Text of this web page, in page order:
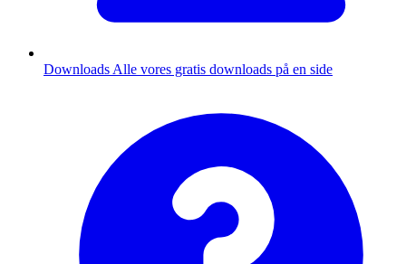
Downloads Alle vores gratis downloads på en side